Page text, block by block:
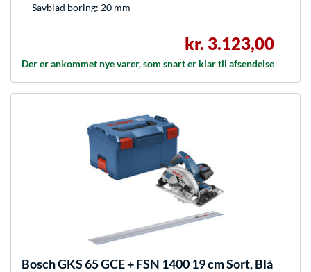
Savblad boring: 20 mm
kr. 3.123,00
Der er ankommet nye varer, som snart er klar til afsendelse
BoschGKS 65 GCE + FSN 1400 19 cm Sort, Blå